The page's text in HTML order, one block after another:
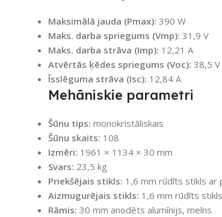
Maksimālā jauda (Pmax): 390 W
Maks. darba spriegums (Vmp): 31,9 V
Maks. darba strāva (Imp): 12,21 A
Atvērtās ķēdes spriegums (Voc): 38,5 V
Īsslēguma strāva (Isc): 12,84 A
Mehāniskie parametri
Šūnu tips: monokristāliskais
Šūnu skaits: 108
Izmēri: 1961 × 1134 × 30 mm
Svars: 23,5 kg
Priekšējais stikls: 1,6 mm rūdīts stikls ar
Aizmugurējais stikls: 1,6 mm rūdīts
Rāmis: 30 mm anodēts alumīnijs, melns